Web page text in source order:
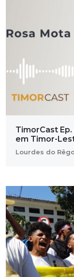
TimorCast
em Timor-
Lourdes do